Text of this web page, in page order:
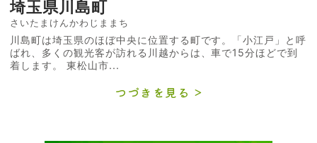
埼玉県川島町
さいたまけんかわじままち
川島町は埼玉県のほぼ中央に位置する町です。「小江戸」と呼
ばれ、多くの観光客が訪れる川越からは、車で15分ほどで到
着します。 東松山市...
つづきを見る